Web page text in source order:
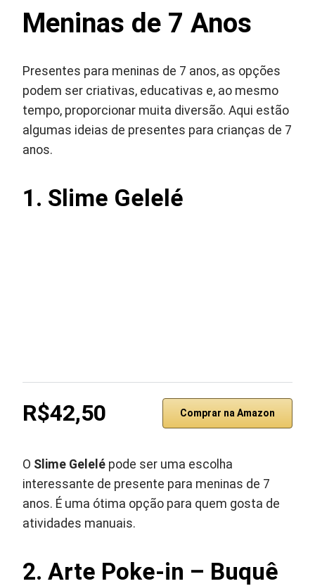
Meninas de 7 Anos
Presentes para meninas de 7 anos, as opções
podem ser criativas, educativas e, ao mesmo
tempo, proporcionar muita diversão. Aqui estão
algumas ideias de presentes para crianças de 7
anos.
1. Slime Gelelé
R$42,50 Comprar na Amazon
O Slime Gelelé pode ser uma escolha
interessante de presente para meninas de 7
anos. É uma ótima opção para quem gosta de
atividades manuais.
2. Arte Poke-in – Buquê